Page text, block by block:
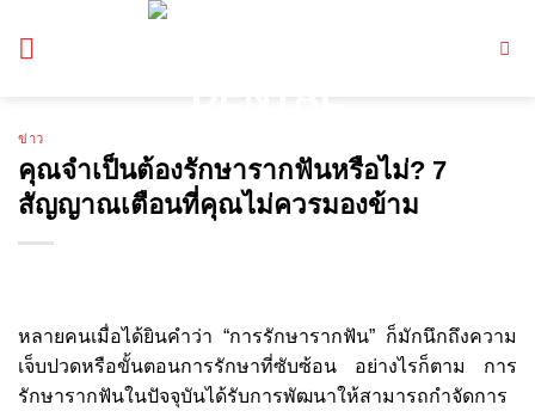
ไป
ข่าว
คุณจำเป็นต้องรักษารากฟันหรือไม่? 7
สัญญาณเตือนที่คุณไม่ควรมองข้าม
หลายคนเมื่อได้ยินคำว่า “การรักษารากฟัน” ก็มักนึกถึงความ
เจ็บปวดหรือขั้นตอนการรักษาที่ซับซ้อน อย่างไรก็ตาม การ
รักษารากฟันในปัจจุบันได้รับการพัฒนาให้สามารถกำจัดการ